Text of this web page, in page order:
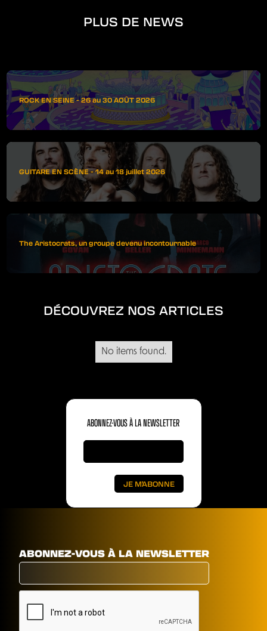
PLUS DE NEWS
ROCK EN SEINE - 26 au 30 AOÛT 2026
GUITARE EN SCÈNE - 14 au 18 juillet 2026
The Aristocrats, un groupe devenu incontournable
DÉCOUVREZ NOS ARTICLES
No items found.
ABONNEZ-VOUS À LA NEWSLETTER
ABONNEZ-VOUS À LA NEWSLETTER